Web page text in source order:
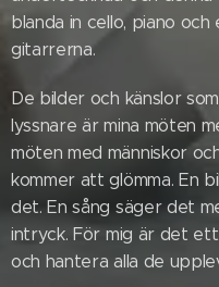
blanda in cello, piano
gitarrerna.
De bilder och känslor
lyssnare är mina möten
möten med människor
kommer att glömma. En
det. En sång säger det
intryck. För mig är det
och hantera alla de